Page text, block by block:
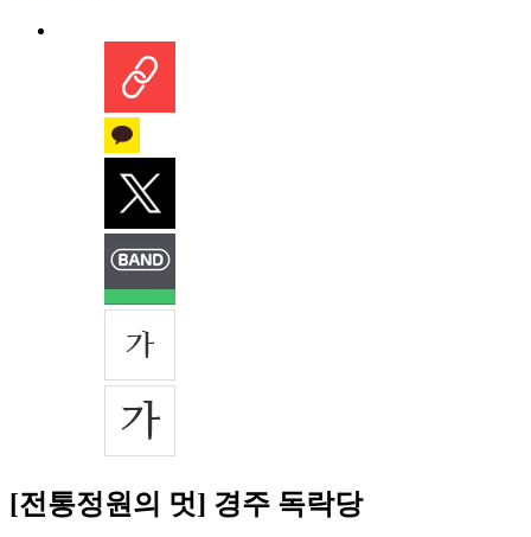
[전통정원의 멋] 경주 독락당